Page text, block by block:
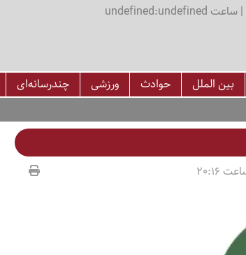
بین الملل حوادث ورزشی
چندرسانه‌ای